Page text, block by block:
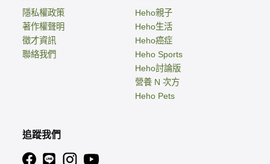
隱私權政策
著作權聲明
徵才資訊
聯絡我們
Heho親子
Heho生活
Heho癌症
Heho Sports
Heho討論版
營養 N 次方
Heho Pets
追蹤我們